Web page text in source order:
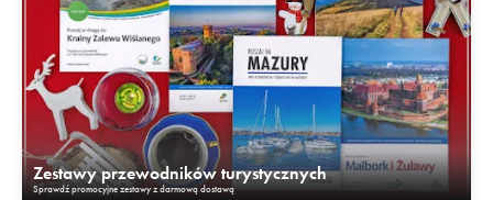
Zestawy przewodników turystycznych
Sprawdź promocyjne zestawy z darmową dostawą